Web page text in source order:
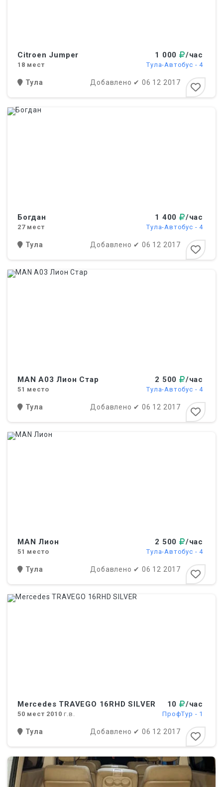
Citroen Jumper 1 000 /час
18 мест Тула-Автобус - 4
Тула Добавлено ✔ 06 12 2017
Богдан 1 400 /час
27 мест Тула-Автобус - 4
Тула Добавлено ✔ 06 12 2017
MAN A03 Лион Стар 2 500 /час
51 место Тула-Автобус - 4
Тула Добавлено ✔ 06 12 2017
MAN Лион 2 500 /час
51 место Тула-Автобус - 4
Тула Добавлено ✔ 06 12 2017
Mercedes TRAVEGO 16RHD SILVER 10 /час
50 мест 2010 г.в. ПрофТур - 1
Тула Добавлено ✔ 06 12 2017